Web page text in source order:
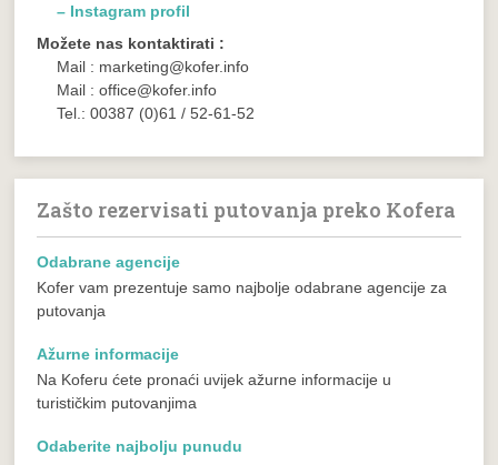
– Instagram profil
Možete nas kontaktirati :
Mail : marketing@kofer.info
Mail : office@kofer.info
Tel.: 00387 (0)61 / 52-61-52
Zašto rezervisati putovanja preko Kofera
Odabrane agencije
Kofer vam prezentuje samo najbolje odabrane agencije za
putovanja
Ažurne informacije
Na Koferu ćete pronaći uvijek ažurne informacije u
turističkim putovanjima
Odaberite najbolju punudu